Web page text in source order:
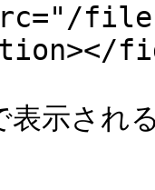
files/
示さ